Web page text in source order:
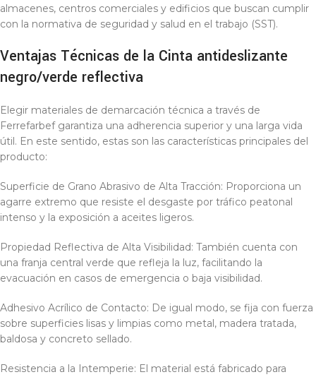
almacenes, centros comerciales y edificios que buscan cumplir
con la normativa de seguridad y salud en el trabajo (SST).
Ventajas Técnicas de la Cinta antideslizante
negro/verde reflectiva
Elegir materiales de demarcación técnica a través de
Ferrefarbef garantiza una adherencia superior y una larga vida
útil. En este sentido, estas son las características principales del
producto:
Superficie de Grano Abrasivo de Alta Tracción: Proporciona un
agarre extremo que resiste el desgaste por tráfico peatonal
intenso y la exposición a aceites ligeros.
Propiedad Reflectiva de Alta Visibilidad: También cuenta con
una franja central verde que refleja la luz, facilitando la
evacuación en casos de emergencia o baja visibilidad.
Adhesivo Acrílico de Contacto: De igual modo, se fija con fuerza
sobre superficies lisas y limpias como metal, madera tratada,
baldosa y concreto sellado.
Resistencia a la Intemperie: El material está fabricado para